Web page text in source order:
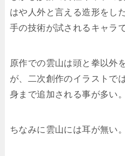
はや人外と言える造形をし
手の技術が試されるキャラ
原作での雲山は頭と拳以外
が、二次創作のイラストで
身まで追加される事が多い。
ちなみに雲山には耳が無い。